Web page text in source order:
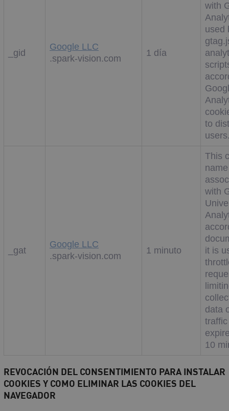
_gid
Google LLC
.spark-vision.com
1 día
with
used
to
_gat
Google LLC
.spark-vision.com
1 minuto
This
with
it is
data
10
REVOCACIÓN DEL CONSENTIMIENTO PARA INSTALAR
COOKIES Y COMO ELIMINAR LAS COOKIES DEL
NAVEGADOR